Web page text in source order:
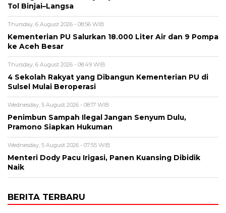
Tol Binjai–Langsa
Thursday, 6 August 2026 - 08:56 WIB
Kementerian PU Salurkan 18.000 Liter Air dan 9 Pompa
ke Aceh Besar
Thursday, 6 August 2026 - 08:49 WIB
4 Sekolah Rakyat yang Dibangun Kementerian PU di
Sulsel Mulai Beroperasi
Wednesday, 5 August 2026 - 08:17 WIB
Penimbun Sampah Ilegal Jangan Senyum Dulu,
Pramono Siapkan Hukuman
Wednesday, 5 August 2026 - 07:55 WIB
Menteri Dody Pacu Irigasi, Panen Kuansing Dibidik
Naik
BERITA TERBARU